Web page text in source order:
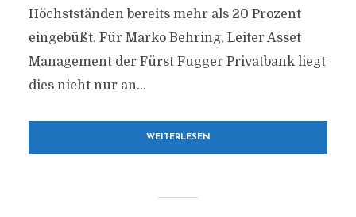
Höchstständen bereits mehr als 20 Prozent
eingebüßt. Für Marko Behring, Leiter Asset
Management der Fürst Fugger Privatbank liegt
dies nicht nur an...
WEITERLESEN